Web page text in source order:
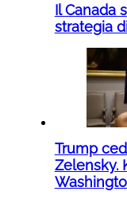
Il Canada
strategia
Trump
Zelensky.